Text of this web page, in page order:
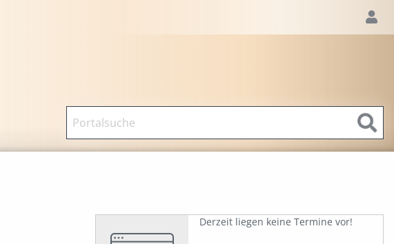
Derzeit liegen keine Termine vor!